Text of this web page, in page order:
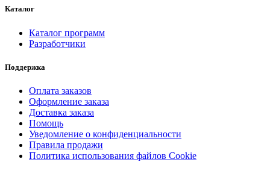
Каталог
Каталог программ
Разработчики
Поддержка
Оплата заказов
Оформление заказа
Доставка заказа
Помощь
Уведомление о конфиденциальности
Правила продажи
Политика использования файлов Cookie